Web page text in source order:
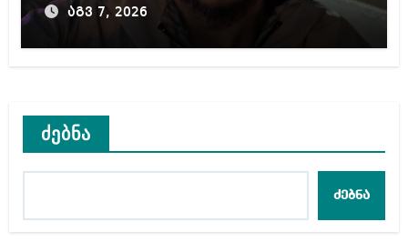
აგვ 7, 2026
ძებნა
ძებნა